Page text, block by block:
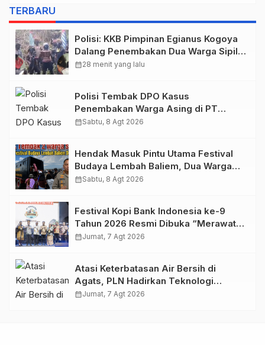
TERBARU
Polisi: KKB Pimpinan Egianus Kogoya
Dalang Penembakan Dua Warga Sipil
saat Festival Budaya Lembah Baliem
calendar_month28 menit yang lalu
Polisi Tembak DPO Kasus
Penembakan Warga Asing di PT
Freeport Indonesia
calendar_monthSabtu, 8 Agt 2026
Hendak Masuk Pintu Utama Festival
Budaya Lembah Baliem, Dua Warga
Sipil Ditembak OTK
calendar_monthSabtu, 8 Agt 2026
Festival Kopi Bank Indonesia ke-9
Tahun 2026 Resmi Dibuka “Merawat
Warisan, Membangun Masa Depan
calendar_monthJumat, 7 Agt 2026
Atasi Keterbatasan Air Bersih di
Agats, PLN Hadirkan Teknologi
Desalinasi untuk Masjid Saiful Al-
calendar_monthJumat, 7 Agt 2026